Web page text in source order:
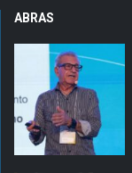
ABRAS